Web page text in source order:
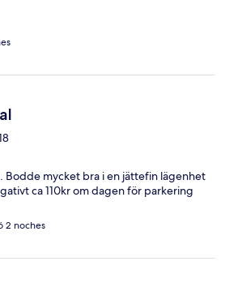
Bodde mycket bra i en jättefin lägenhet
ca 110kr om dagen för parkering
2 noches